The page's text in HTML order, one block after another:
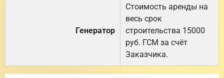
Генератор
Стоимость аренды на
весь срок
строительства 15000
руб. ГСМ за счёт
Заказчика.